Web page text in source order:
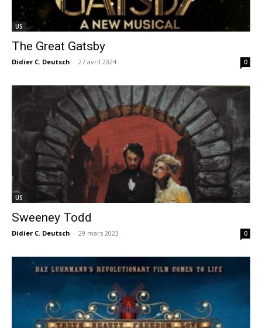
US
The Great Gatsby
Didier C. Deutsch - 27 avril 2024 0
US
Sweeney Todd
Didier C. Deutsch - 29 mars 2023 0